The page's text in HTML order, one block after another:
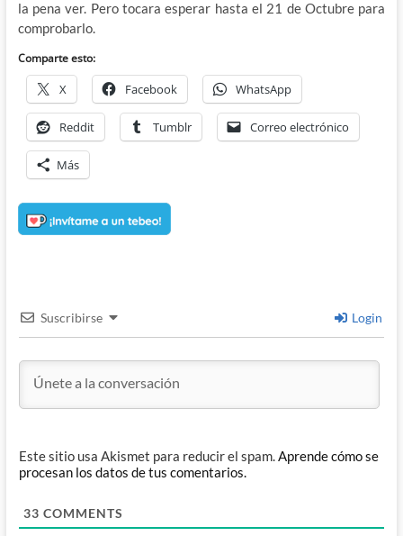
la pena ver. Pero tocara esperar hasta el 21 de Octubre para
comprobarlo.
Comparte esto:
X Facebook WhatsApp
Reddit Tumblr Correo electrónico
Más
Suscribirse Login
Este sitio usa Akismet para reducir el spam.Aprende cómo se
procesan los datos de tus comentarios.
33 COMMENTS